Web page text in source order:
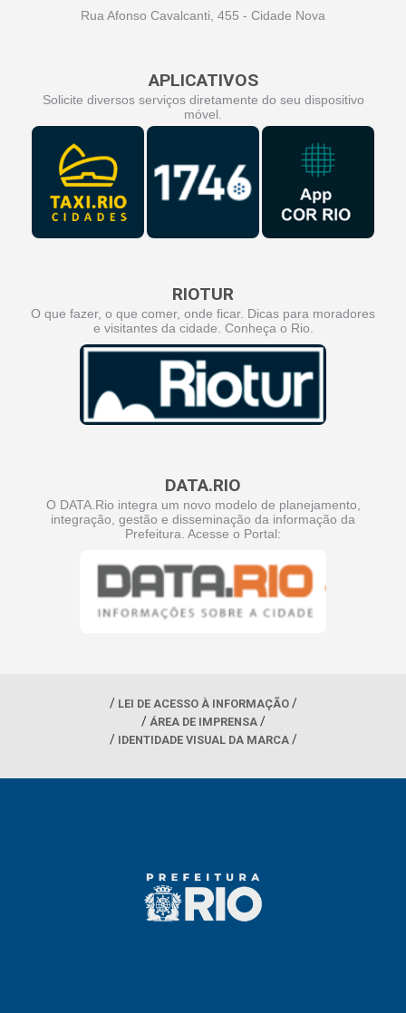
Rua Afonso Cavalcanti, 455 - Cidade Nova
APLICATIVOS
Solicite diversos serviços diretamente do seu dispositivo
móvel.
RIOTUR
O que fazer, o que comer, onde ficar. Dicas para moradores
e visitantes da cidade. Conheça o Rio.
DATA.RIO
O DATA.Rio integra um novo modelo de planejamento,
integração, gestão e disseminação da informação da
Prefeitura. Acesse o Portal:
LEI DE ACESSO À INFORMAÇÃO
ÁREA DE IMPRENSA
IDENTIDADE VISUAL DA MARCA